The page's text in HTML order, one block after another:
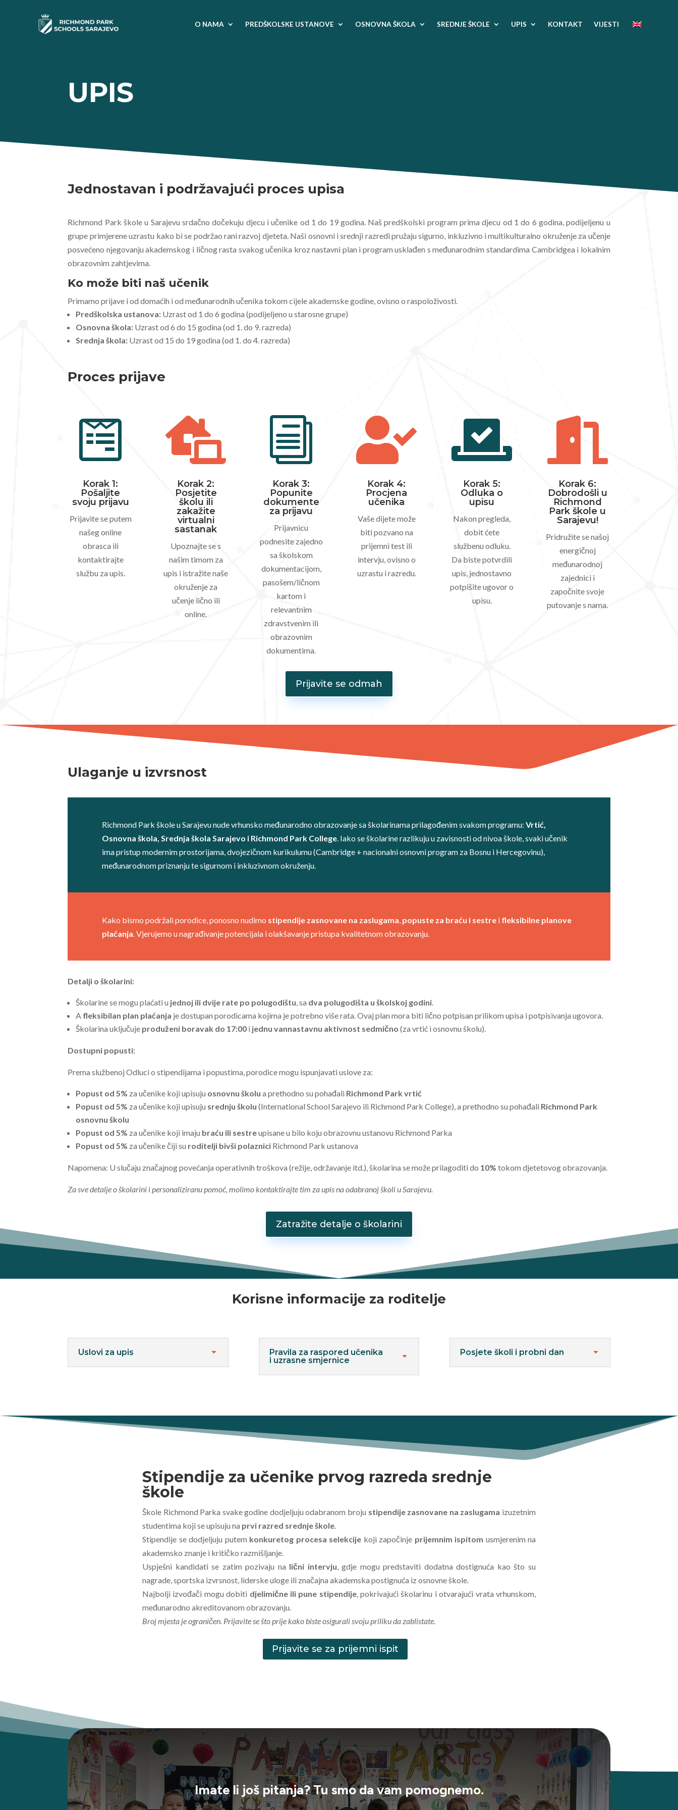
O NAMA PREDŠKOLSKE USTANOVE OSNOVNA ŠKOLA SREDNJE ŠKOLE UPIS KONTAKT VIJESTI
UPIS
Jednostavan i podržavajući proces upisa
Richmond Park škole u Sarajevu srdačno dočekuju djecu i učenike od 1 do 19 godina. Naš predškolski program prima djecu od 1 do 6 godina, podijeljenu u
grupe primjerene uzrastu kako bi se podržao rani razvoj djeteta. Naši osnovni i srednji razredi pružaju sigurno, inkluzivno i multikulturalno okruženje za učenje
posvećeno njegovanju akademskog i ličnog rasta svakog učenika kroz nastavni plan i program usklađen s međunarodnim standardima Cambridgea i lokalnim
obrazovnim zahtjevima.
Ko može biti naš učenik
Primamo prijave i od domaćih i od međunarodnih učenika tokom cijele akademske godine, ovisno o raspoloživosti.
Predškolska ustanova: Uzrast od 1 do 6 godina (podijeljeno u starosne grupe)
Osnovna škola: Uzrast od 6 do 15 godina (od 1. do 9. razreda)
Srednja škola: Uzrast od 15 do 19 godina (od 1. do 4. razreda)
Proces prijave

Korak 1:
Pošaljite
svoju prijavu
Prijavite se putem
našeg online
obrasca ili
kontaktirajte
službu za upis.

Korak 2:
Posjetite
školu ili
zakažite
virtualni
sastanak
Upoznajte se s
našim timom za
upis i istražite naše
okruženje za
učenje lično ili
online.
i
Korak 3:
Popunite
dokumente
za prijavu
Prijavnicu
podnesite zajedno
sa školskom
dokumentacijom,
pasošem/ličnom
kartom i
relevantnim
zdravstvenim ili
obrazovnim
dokumentima.

Korak 4:
Procjena
učenika
Vaše dijete može
biti pozvano na
prijemni test ili
intervju, ovisno o
uzrastu i razredu.

Korak 5:
Odluka o
upisu
Nakon pregleda,
dobit ćete
službenu odluku.
Da biste potvrdili
upis, jednostavno
potpišite ugovor o
upisu.

Korak 6:
Dobrodošli u
Richmond
Park škole u
Sarajevu!
Pridružite se našoj
energičnoj
međunarodnoj
zajednici i
započnite svoje
putovanje s nama.
Prijavite se odmah
Ulaganje u izvrsnost
Richmond Park škole u Sarajevu nude vrhunsko međunarodno obrazovanje sa školarinama prilagođenim svakom programu: Vrtić,
Osnovna škola, Srednja škola Sarajevo i Richmond Park College. Iako se školarine razlikuju u zavisnosti od nivoa škole, svaki učenik
ima pristup modernim prostorijama, dvojezičnom kurikulumu (Cambridge + nacionalni osnovni program za Bosnu i Hercegovinu),
međunarodnom priznanju te sigurnom i inkluzivnom okruženju.
Kako bismo podržali porodice, ponosno nudimo stipendije zasnovane na zaslugama popuste za braću i sestrei fleksibilne planove
plaćanja . Vjerujemo u nagrađivanje potencijala i olakšavanje pristupa kvalitetnom obrazovanju.
Detalji o školarini:
Školarine se mogu plaćati u jednoj ili dvije rate po polugodištu , sa dva polugodišta u školskoj godini
A fleksibilan plan plaćanja je dostupan porodicama kojima je potrebno više rata. Ovaj plan mora biti lično potpisan prilikom upisa i potpisivanja ugovora.
Školarina uključuje produženi boravak do 17:00 i jednu vannastavnu aktivnost sedmično (za vrtić i osnovnu školu).
Dostupni popusti:
Prema službenoj Odluci o stipendijama i popustima, porodice mogu ispunjavati uslove za:
Popust od 5% za učenike koji upisuju osnovnu školu a prethodno su pohađali Richmond Park vrtić
Popust od 5% za učenike koji upisuju srednju školu (International School Sarajevo ili Richmond Park College), a prethodno su pohađali Richmond Park
osnovnu školu
Popust od 5% za učenike koji imaju braću ili sestreupisane u bilo koju obrazovnu ustanovu Richmond Parka
Popust od 5% za učenike čiji su roditelji bivši polaznici Richmond Park ustanova
Napomena: U slučaju značajnog povećanja operativnih troškova (režije, održavanje itd.), školarina se može prilagoditi do 10% tokom djetetovog obrazovanja.
Za sve detalje o školarini i personaliziranu pomoć, molimo kontaktirajte tim za upis na odabranoj školi u Sarajevu.
Zatražite detalje o školarini
Korisne informacije za roditelje
Uslovi za upis
Pravila za raspored učenika
i uzrasne smjernice
Posjete školi i probni dan
Stipendije za učenike prvog razreda srednje
škole
Škole Richmond Parka svake godine dodjeljuju odabranom broju stipendije zasnovane na zaslugama izuzetnim
studentima koji se upisuju na prvi razred srednje škole.
Stipendije se dodjeljuju putem konkuretog procesa selekcije koji započinje prijemnim ispitom usmjerenim na
akademsko znanje i kritičko razmišljanje.
Uspješni kandidati se zatim pozivaju na lični intervju, gdje mogu predstaviti dodatna dostignuća kao što su
nagrade, sportska izvrsnost, liderske uloge ili značajna akademska postignuća iz osnovne škole.
Najbolji izvođači mogu dobiti djelimične ili pune stipendije, pokrivajući školarinu i otvarajući vrata vrhunskom,
međunarodno akreditovanom obrazovanju.
Broj mjesta je ograničen. Prijavite se što prije kako biste osigurali svoju priliku da zablistate.
Prijavite se za prijemni ispit
Imate li još pitanja? Tu smo da vam pomognemo.